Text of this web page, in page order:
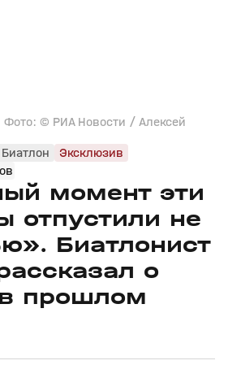
© РИА Новости / Алексей
Биатлон
Эксклюзив
момент эти
отпустили не
Биатлонист
о
прошлом